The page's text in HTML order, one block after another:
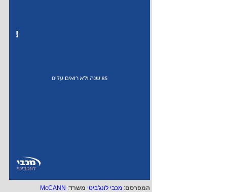
המפרסם: מכבי לונג'ביטי משרד:
McCANN